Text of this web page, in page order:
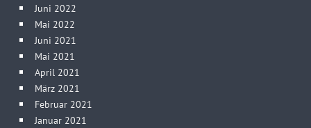
Juni 2022
Mai 2022
Juni 2021
Mai 2021
April 2021
März 2021
Februar 2021
Januar 2021